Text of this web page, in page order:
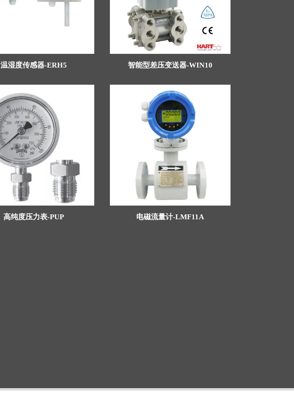
温湿度传感器-ERH5 智能型差压变送器-WIN10
高纯度压力表-PUP 电磁流量计-LMF11A